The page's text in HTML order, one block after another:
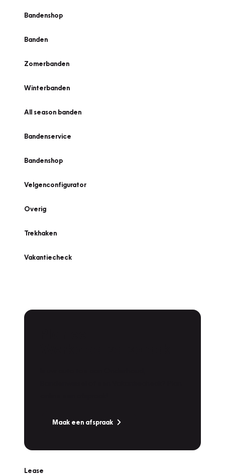
Bandenshop
Banden
Zomerbanden
Winterbanden
All season banden
Bandenservice
Bandenshop
Velgenconfigurator
Overig
Trekhaken
Vakantiecheck
Maak een afspraak
Lease